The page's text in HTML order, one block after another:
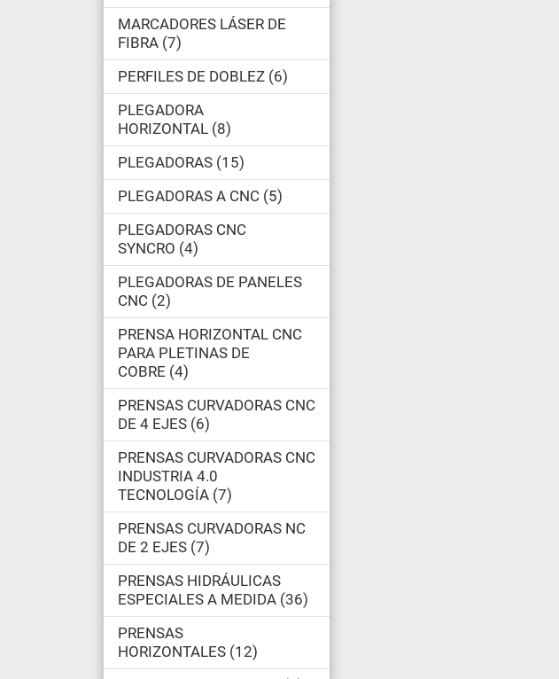
MARCADORES LÁSER DE
FIBRA 7
PERFILES DE DOBLEZ 6
PLEGADORA
HORIZONTAL 8
PLEGADORAS 15
PLEGADORAS A CNC 5
PLEGADORAS CNC
SYNCRO 4
PLEGADORAS DE PANELES
CNC 2
PRENSA HORIZONTAL CNC
PARA PLETINAS DE
COBRE 4
PRENSAS CURVADORAS CNC
DE 4 EJES 6
PRENSAS CURVADORAS CNC
INDUSTRIA 4.0
TECNOLOGÍA 7
PRENSAS CURVADORAS NC
DE 2 EJES 7
PRENSAS HIDRÁULICAS
ESPECIALES A MEDIDA 36
PRENSAS
HORIZONTALES 12